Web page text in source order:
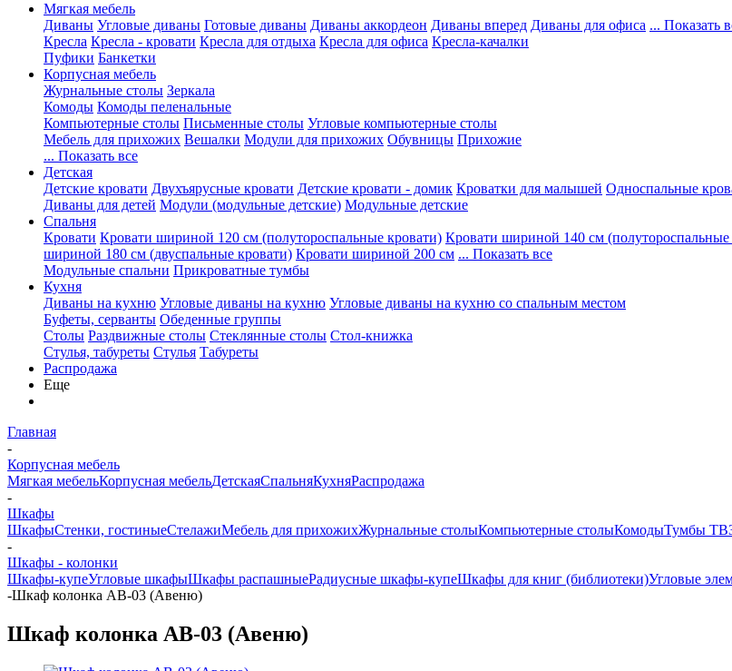
Мягкая мебель
Диваны Угловые диваны Готовые диваны Диваны аккордеон Диваны вперед Диваны для офиса ... Показать
Кресла Кресла - кровати Кресла для отдыха Кресла для офиса Кресла-качалки
Пуфики Банкетки
Корпусная мебель
Журнальные столы Зеркала
Комоды Комоды пеленальные
Компьютерные столы Письменные столы Угловые компьютерные столы
Мебель для прихожих Вешалки Модули для прихожих Обувницы Прихожие
... Показать все
Детская
Детские кровати Двухъярусные кровати Детские кровати - домик Кроватки для малышей Односпальные
Диваны для детей Модули (модульные детские) Модульные детские
Спальня
Кровати Кровати шириной 120 см (полутороспальные кровати) Кровати шириной 140 см (полутороспальные
шириной 180 см (двуспальные кровати) Кровати шириной 200 см ... Показать все
Модульные спальни Прикроватные тумбы
Кухня
Диваны на кухню Угловые диваны на кухню Угловые диваны на кухню со спальным местом
Буфеты, серванты Обеденные группы
Столы Раздвижные столы Стеклянные столы Стол-книжка
Стулья, табуреты Стулья Табуреты
Распродажа
Еще
Главная
-
Корпусная мебель
Мягкая мебельКорпусная мебельДетскаяСпальняКухняРаспродажа
-
Шкафы
ШкафыСтенки, гостиныеСтелажиМебель для прихожихЖурнальные столыКомпьютерные столыКомодыТумбы ТВ
-
Шкафы - колонки
Шкафы-купеУгловые шкафыШкафы распашныеРадиусные шкафы-купеШкафы для книг (библиотеки)Угловые
-Шкаф колонка АВ-03 (Авеню)
Шкаф колонка АВ-03 (Авеню)